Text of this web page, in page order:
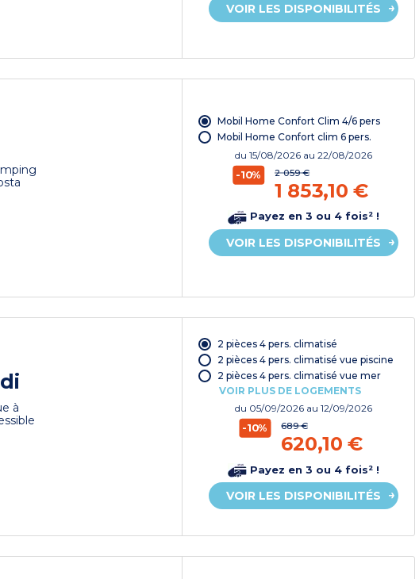
VOIR LES DISPONIBILITÉS
Mobil Home Confort Clim 4/6 pers
Mobil Home Confort clim 6 pers.
du15/08/2026 au 22/08/2026
-10% 2 059 €
1 853,10 €
Payez en 3 ou 4 fois² !
VOIR LES DISPONIBILITÉS
à
2 pièces 4 pers. climatisé
2 pièces 4 pers. climatisé vue piscine
2 pièces 4 pers. climatisé vue mer
VOIR PLUS DE LOGEMENTS
du 05/09/2026 au 12/09/2026
-10% 689 €
620,10 €
Payez en 3 ou 4 fois² !
VOIR LES DISPONIBILITÉS